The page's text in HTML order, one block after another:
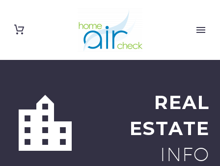


REAL
ESTATE
INFO